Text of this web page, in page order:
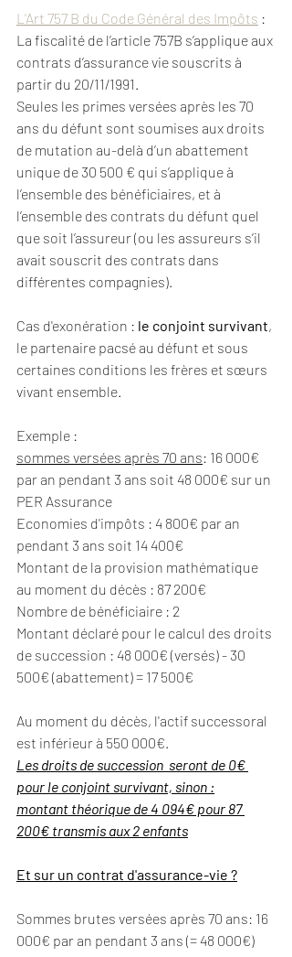
L'Art 757 B du Code Général des Impôts :
La fiscalité de l’article 757B s’applique aux
contrats d’assurance vie souscrits à
partir du 20/11/1991.
Seules les primes versées après les 70
ans du défunt sont soumises aux droits
de mutation au-delà d’un abattement
unique de 30 500 € qui s’applique à
l’ensemble des bénéficiaires, et à
l’ensemble des contrats du défunt quel
que soit l’assureur (ou les assureurs s’il
avait souscrit des contrats dans
différentes compagnies).
Cas d'exonération : le conjoint survivant,
le partenaire pacsé au défunt et sous
certaines conditions les frères et sœurs
vivant ensemble.
Exemple :
sommes versées après 70 ans: 16 000€
par an pendant 3 ans soit 48 000€ sur un
PER Assurance
Economies d'impôts : 4 800€ par an
pendant 3 ans soit 14 400€
Montant de la provision mathématique
au moment du décès : 87 200€
Nombre de bénéficiaire : 2
Montant déclaré pour le calcul des droits
de succession : 48 000€ (versés) - 30
500€ (abattement) = 17 500€
Au moment du décès, l'actif successoral
est inférieur à 550 000€.
Les droits de succession  seront de 0€
pour le conjoint survivant, sinon :
montant théorique de 4 094€ pour 87
200€ transmis aux 2 enfants
Et sur un contrat d'assurance-vie ?
Sommes brutes versées après 70 ans: 16
000€ par an pendant 3 ans (= 48 000€)